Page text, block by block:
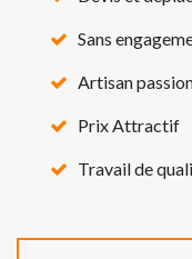
Sans
Artisan
Prix Attractif
Travail de